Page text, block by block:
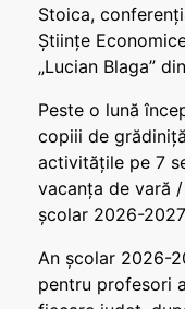
Stoica,
Științe
„Lucian Blaga”
Peste o lună
copiii de
activitățile pe 7
vacanța de vară
școlar 2026-
An școlar 2026-
pentru profesori